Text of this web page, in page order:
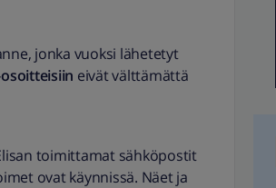
jonka vuoksi lähetetyt
eivät välttämättä
toimittamat sähköpostit
ovat käynnissä. Näet ja